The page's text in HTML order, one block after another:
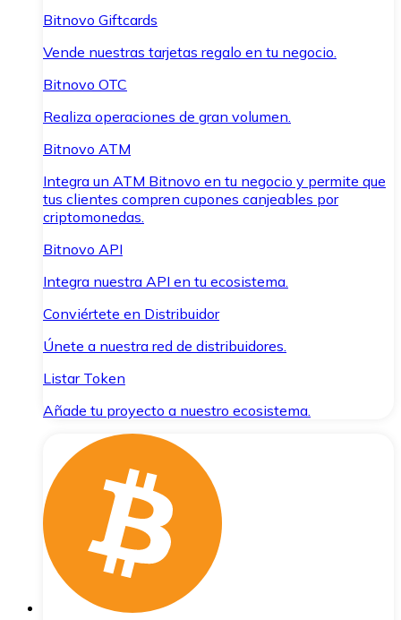
Bitnovo Giftcards
Vende nuestras tarjetas regalo en tu negocio.
Bitnovo OTC
Realiza operaciones de gran volumen.
Bitnovo ATM
Integra un ATM Bitnovo en tu negocio y permite que
tus clientes compren cupones canjeables por
criptomonedas.
Bitnovo API
Integra nuestra API en tu ecosistema.
Conviértete en Distribuidor
Únete a nuestra red de distribuidores.
Listar Token
Añade tu proyecto a nuestro ecosistema.